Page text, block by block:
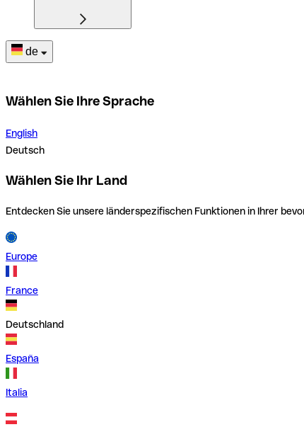
de
Wählen Sie Ihre Sprache
English
Deutsch
Wählen Sie Ihr Land
Entdecken Sie unsere länderspezifischen Funktionen in Ihrer
Europe
France
Deutschland
España
Italia